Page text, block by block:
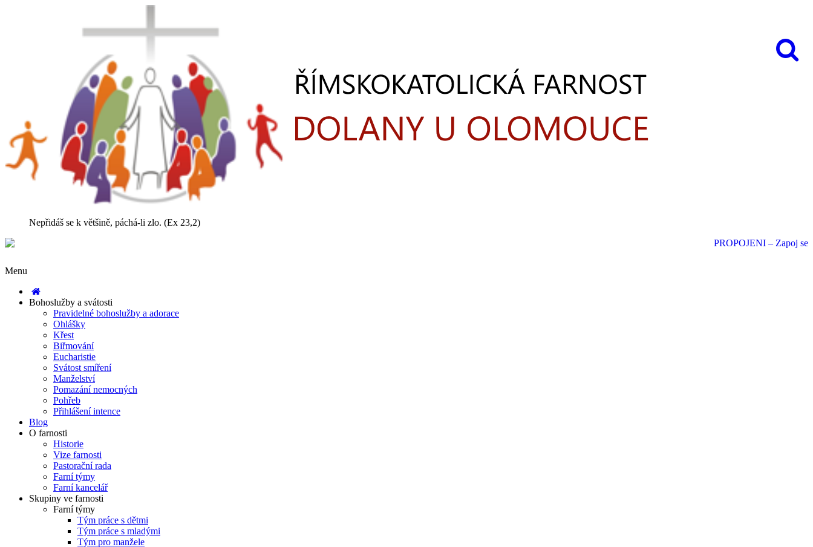
Nepřidáš se k většině, páchá-li zlo. (Ex 23,2)
Menu
Bohoslužby a svátosti
Pravidelné bohoslužby a adorace
Ohlášky
Křest
Biřmování
Eucharistie
Svátost smíření
Manželství
Pomazání nemocných
Pohřeb
Přihlášení intence
Blog
O farnosti
Historie
Vize farnosti
Pastorační rada
Farní týmy
Farní kancelář
Skupiny ve farnosti
Farní týmy
Tým práce s dětmi
Tým práce s mladými
Tým pro manžele